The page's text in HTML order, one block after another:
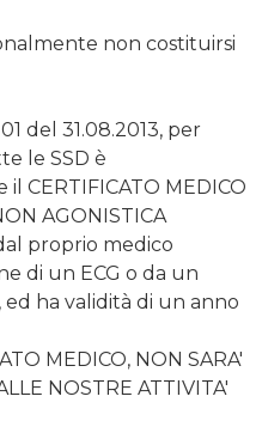
non costituirsi
del 31.08.2013, per
le SSD è
CERTIFICATO MEDICO
AGONISTICA
proprio medico
di un ECG o da un
ha validità di un anno
MEDICO, NON SARA'
NOSTRE ATTIVITA'